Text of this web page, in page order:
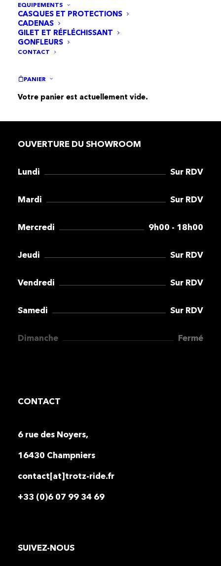
EQUIPEMENTS
CASQUES ET PROTECTIONS
CADENAS
GILET ET RÉFLÉCHISSANT
GONFLEURS
CONTACT
PANIER
Votre panier est actuellement vide.
OUVERTURE DU SHOWROOM
Lundi Sur RDV
Mardi Sur RDV
Mercredi 9h00 - 18h00
Jeudi Sur RDV
Vendredi Sur RDV
Samedi Sur RDV
Dimanche Fermé
CONTACT
6 rue des Noyers,
16430 Champniers
contact[at]trotz-ride.fr
+33 (0)6 07 99 34 69
SUIVEZ-NOUS